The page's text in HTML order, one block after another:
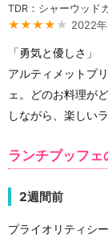
TDR：シャーウッド
★★★★ ★ 2022
「勇気と優しさ」
アルティメットプ
ェ。どのお料理が
しながら、楽しい
ランチブッフェ
2週間前
プライオリティシ